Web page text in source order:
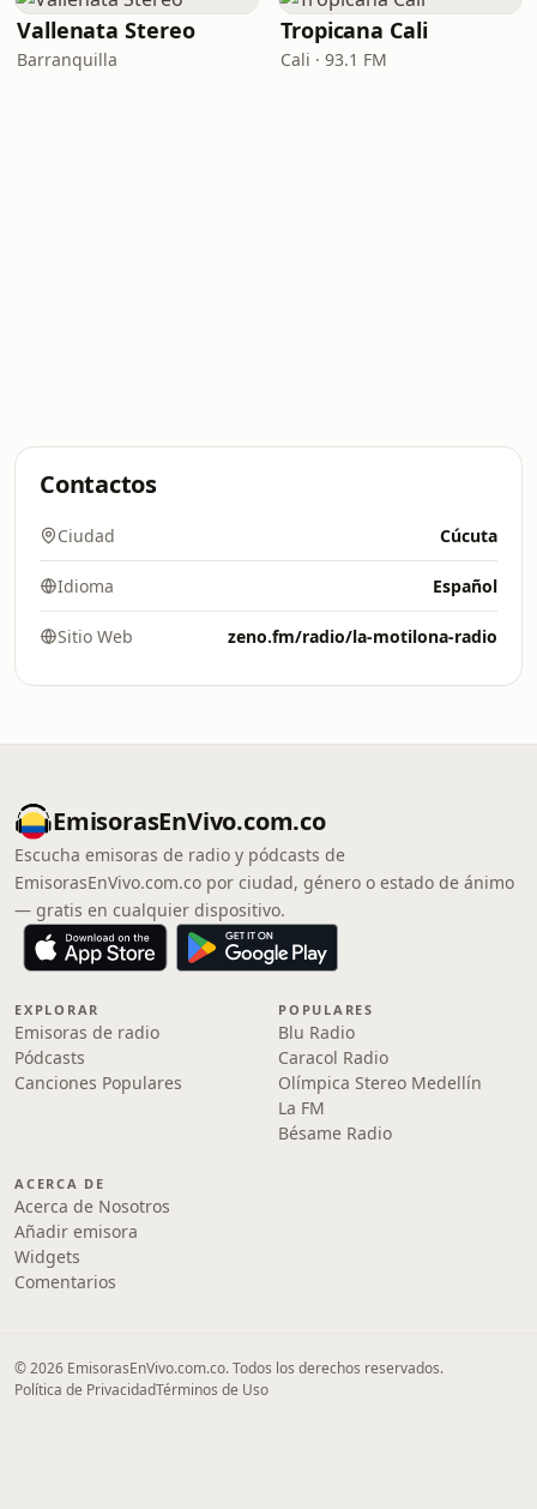
Vallenata Stereo
Barranquilla
Tropicana Cali
Cali · 93.1 FM
Contactos
Ciudad Cúcuta
Idioma Español
Sitio Web zeno.fm/radio/la-motilona-radio
EmisorasEnVivo.com.co
Escucha emisoras de radio y pódcasts de
EmisorasEnVivo.com.co por ciudad, género o estado de ánimo
— gratis en cualquier dispositivo.
EXPLORAR
Emisoras de radio
Pódcasts
Canciones Populares
POPULARES
Blu Radio
Caracol Radio
Olímpica Stereo Medellín
La FM
Bésame Radio
ACERCA DE
Acerca de Nosotros
Añadir emisora
Widgets
Comentarios
© 2026 EmisorasEnVivo.com.co. Todos los derechos reservados.
Política de PrivacidadTérminos de Uso